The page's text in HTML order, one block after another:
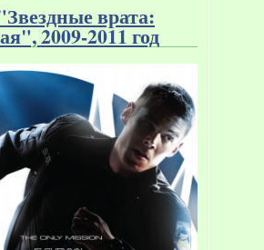
врата:
2009-2011 год